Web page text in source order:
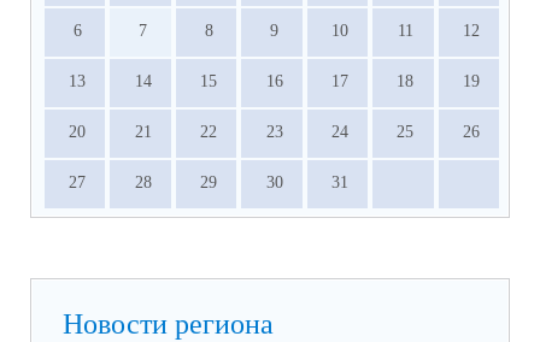
6 7 8 9 10 11 12
13 14 15 16 17 18 19
20 21 22 23 24 25 26
27 28 29 30 31
Новости региона